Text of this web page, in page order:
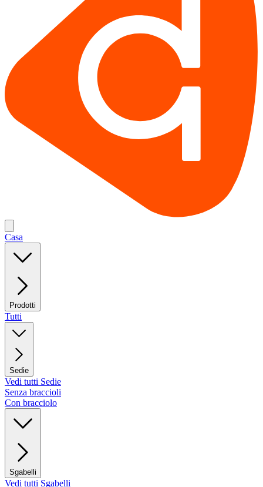
Casa
Prodotti
Tutti
Sedie
Vedi tutti Sedie
Senza braccioli
Con bracciolo
Sgabelli
Vedi tutti Sgabelli